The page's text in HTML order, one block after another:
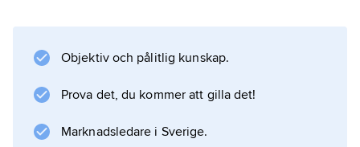
tidens slut (1066).
Information om artikeln
Objektiv och pålitlig kunskap.
Prova det, du kommer att gilla det!
Marknadsledare i Sverige.